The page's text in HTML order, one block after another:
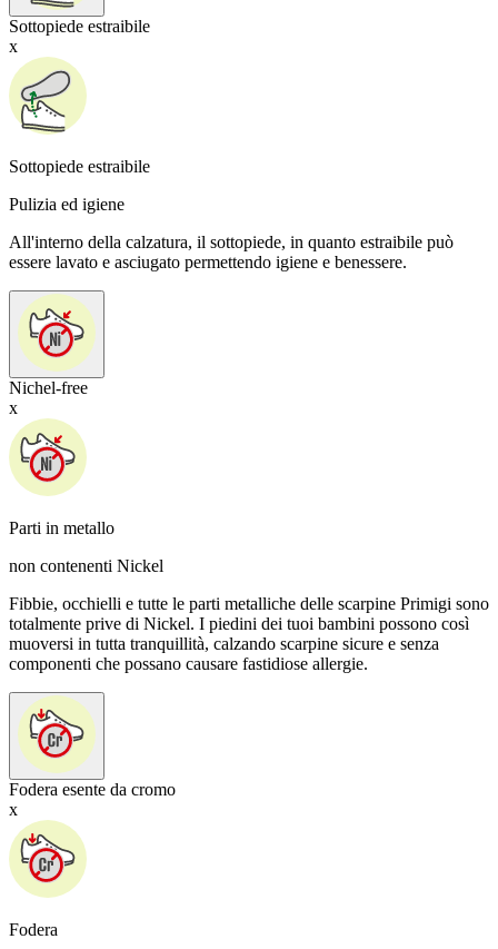
Sottopiede estraibile
x
Sottopiede estraibile
Pulizia ed igiene
All'interno della calzatura, il sottopiede, in quanto estraibile può
essere lavato e asciugato permettendo igiene e benessere.
Nichel-free
x
Parti in metallo
non contenenti Nickel
Fibbie, occhielli e tutte le parti metalliche delle scarpine Primigi sono
totalmente prive di Nickel. I piedini dei tuoi bambini possono così
muoversi in tutta tranquillità, calzando scarpine sicure e senza
componenti che possano causare fastidiose allergie.
Fodera esente da cromo
x
Fodera